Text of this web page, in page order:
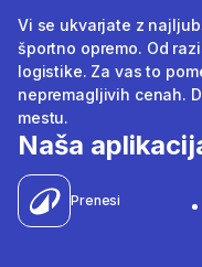
Vi se ukvarjate z
športno opremo. Od
logistike. Za vas to
nepremagljivih cenah.
mestu.
Naša
Prenesi